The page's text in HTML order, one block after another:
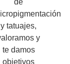
y tatuajes,
y
te damos
objetivos